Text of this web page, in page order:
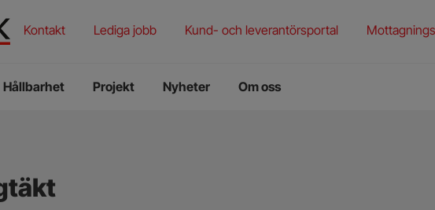
Kontakt Lediga jobb Kund- och leverantörsportal
Laboratorieprovning
Hållbarhet Projekt Nyheter Om oss